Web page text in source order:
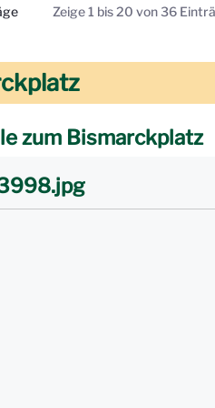
Seite Zeige 1 bis 20 von 36
zum Bismarckplatz